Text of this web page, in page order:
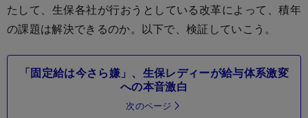
たして、生保各社が行おうとしている改革によって、積年
の課題は解決できるのか。以下で、検証していこう。
「固定給は今さら嫌」、生保レディーが給与体系激変
への本音激白
次のページ